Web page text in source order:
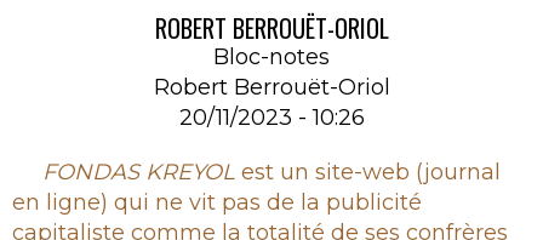
ROBERT BERROUËT-ORIOL
Bloc-notes
Robert Berrouët-Oriol
20/11/2023 - 10:26
Rubrique
FONDAS KREYOL est un site-web (journal
en ligne) qui ne vit pas de la publicité
capitaliste comme la totalité de ses confrères